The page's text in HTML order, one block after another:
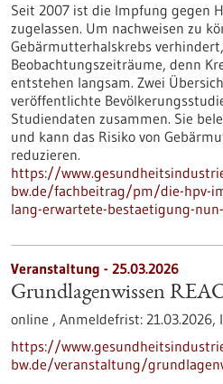
Seit 2007 ist die Impfung gegen
zugelassen. Um nachweisen zu
Gebärmutterhalskrebs
Beobachtungszeiträume, denn
entstehen langsam. Zwei
veröffentlichte
Studiendaten zusammen. Sie
und kann das Risiko von
reduzieren.
https://
bw.de/fachbeitrag/pm/die-hpv-
lang-erwartete-bestaetigung-
Veranstaltung - 25.03.2026
Grundlagenwissen
online , Anmeldefrist: 21.03.2026,
https://
bw.de/veranstaltung/